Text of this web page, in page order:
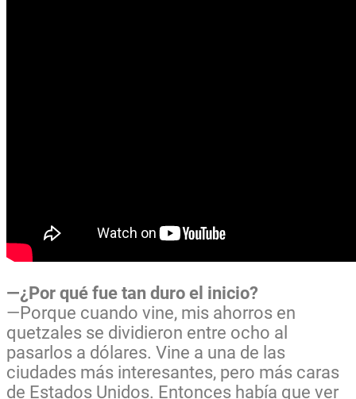
—¿Por qué fue tan duro el inicio?
—Porque cuando vine, mis ahorros en
quetzales se dividieron entre ocho al
pasarlos a dólares. Vine a una de las
ciudades más interesantes, pero más caras
de Estados Unidos. Entonces había que ver